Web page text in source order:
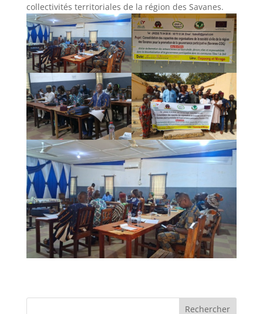
collectivités territoriales de la région des Savanes.